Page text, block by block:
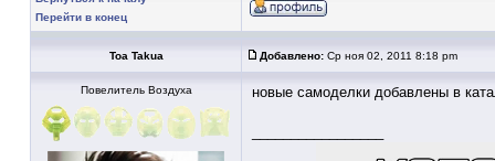
Перейти в конец
Toa Takua Добавлено: Ср ноя 02, 2011 8:18 pm
Повелитель Воздуха новые самоделки добавлены в